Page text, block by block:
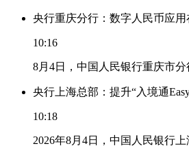
央行重庆分行：数字人民币应
10:16
8月4日，中国人民银行重庆市
央行上海总部：提升“入境通
10:18
2026年8月4日，中国人民银行